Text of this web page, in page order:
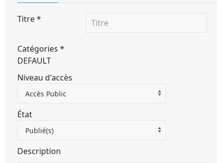
Titre*
Catégories *
DEFAULT
Niveau d'accès
Accès Public
État
Publié(s)
Description